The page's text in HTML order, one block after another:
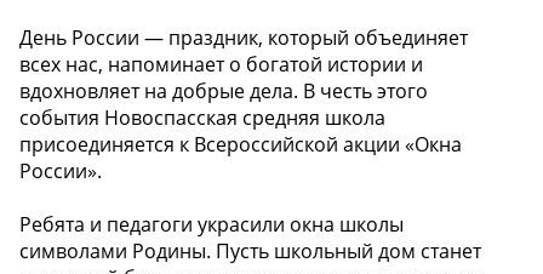
День России — праздник, который объединяет
всех нас, напоминает о богатой истории и
вдохновляет на добрые дела. В честь этого
события Новоспасская средняя школа
присоединяется к Всероссийской акции «Окна
России».
Ребята и педагоги украсили окна школы
символами Родины. Пусть школьный дом станет